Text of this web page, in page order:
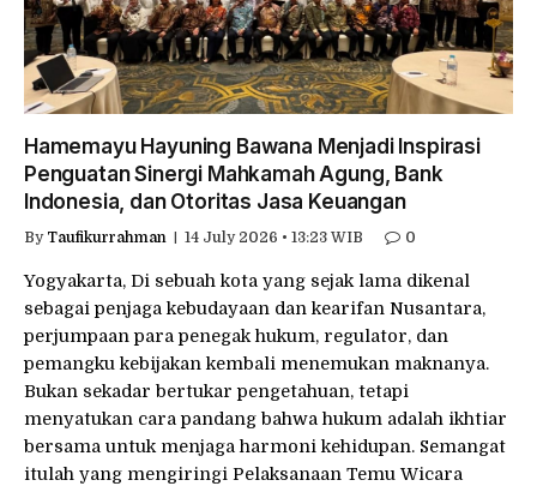
Hamemayu Hayuning Bawana Menjadi Inspirasi
Penguatan Sinergi Mahkamah Agung, Bank
Indonesia, dan Otoritas Jasa Keuangan
By Taufikurrahman 14 July 2026 • 13:23 WIB 0
Yogyakarta, Di sebuah kota yang sejak lama dikenal
sebagai penjaga kebudayaan dan kearifan Nusantara,
perjumpaan para penegak hukum, regulator, dan
pemangku kebijakan kembali menemukan maknanya.
Bukan sekadar bertukar pengetahuan, tetapi
menyatukan cara pandang bahwa hukum adalah ikhtiar
bersama untuk menjaga harmoni kehidupan. Semangat
itulah yang mengiringi Pelaksanaan Temu Wicara